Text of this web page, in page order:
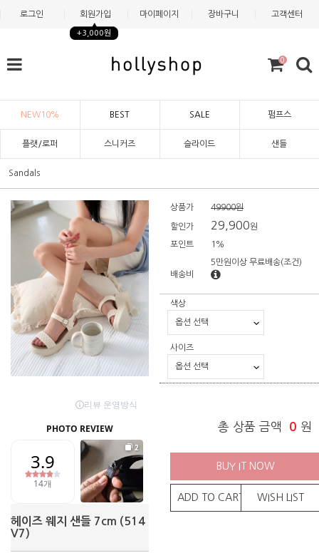
로그인 회원가입
+3,000원
마이페이지 장바구니 고객센터
0
NEW10% BEST SALE 펌프스
플랫/로퍼 스니커즈 슬라이드 샌들
Sandals
헤이즈 웨지 샌들 7cm (514
V7)
상품가 49900원
할인가 29,900원
포인트 1%
배송비
5만원이상 무료배송(조건)
색상
사이즈
총 상품 금액 0 원
BUY IT NOW
ADD TO CART WISH LIST